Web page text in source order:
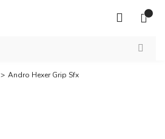
Andro Hexer Grip Sfx